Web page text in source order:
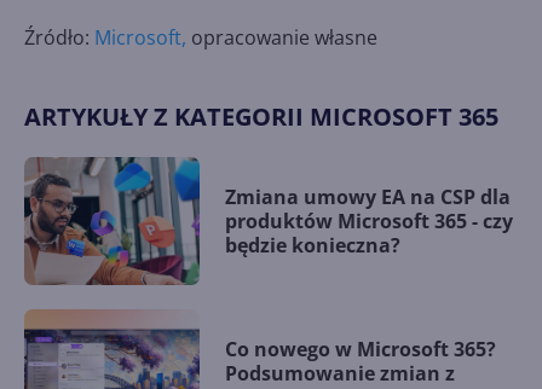
Źródło: Microsoft, opracowanie własne
ARTYKUŁY Z KATEGORII MICROSOFT 365
Zmiana umowy EA na CSP dla
produktów Microsoft 365 - czy
będzie konieczna?
Co nowego w Microsoft 365?
Podsumowanie zmian z